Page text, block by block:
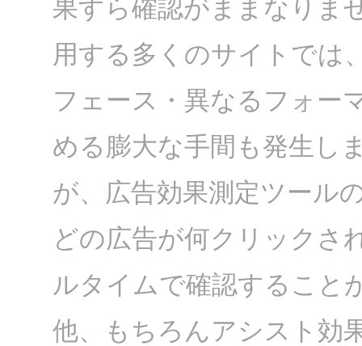
果すら確認がままなりま
用する多くのサイトでは
フェース・異なるフォー
める膨大な手間も発生し
が、広告効果測定ツール
どの広告が何クリックさ
ルタイムで確認すること
他、もちろんアシスト効